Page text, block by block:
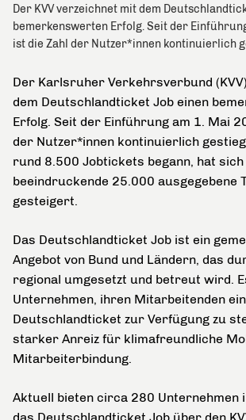
Der KVV verzeichnet mit dem
bemerkenswerten Erfolg. Seit der
ist die Zahl der Nutzer*innen kontinuierlich
Der Karlsruher Verkehrsverbund
dem Deutschlandticket Job einen
Erfolg. Seit der Einführung am 1. Mai
der Nutzer*innen kontinuierlich
rund 8.500 Jobtickets begann, hat
beeindruckende 25.000 ausgegebene
gesteigert.
Das Deutschlandticket Job ist ein
Angebot von Bund und Ländern, das
regional umgesetzt und betreut wird.
Unternehmen, ihren Mitarbeitenden
Deutschlandticket zur Verfügung zu
starker Anreiz für klimafreundliche
Mitarbeiterbindung.
Aktuell bieten circa 280 Unternehmen